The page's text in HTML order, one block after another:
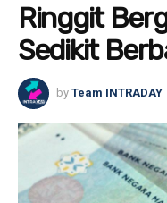
Ringgit
Sedikit
by Team INTRADAY